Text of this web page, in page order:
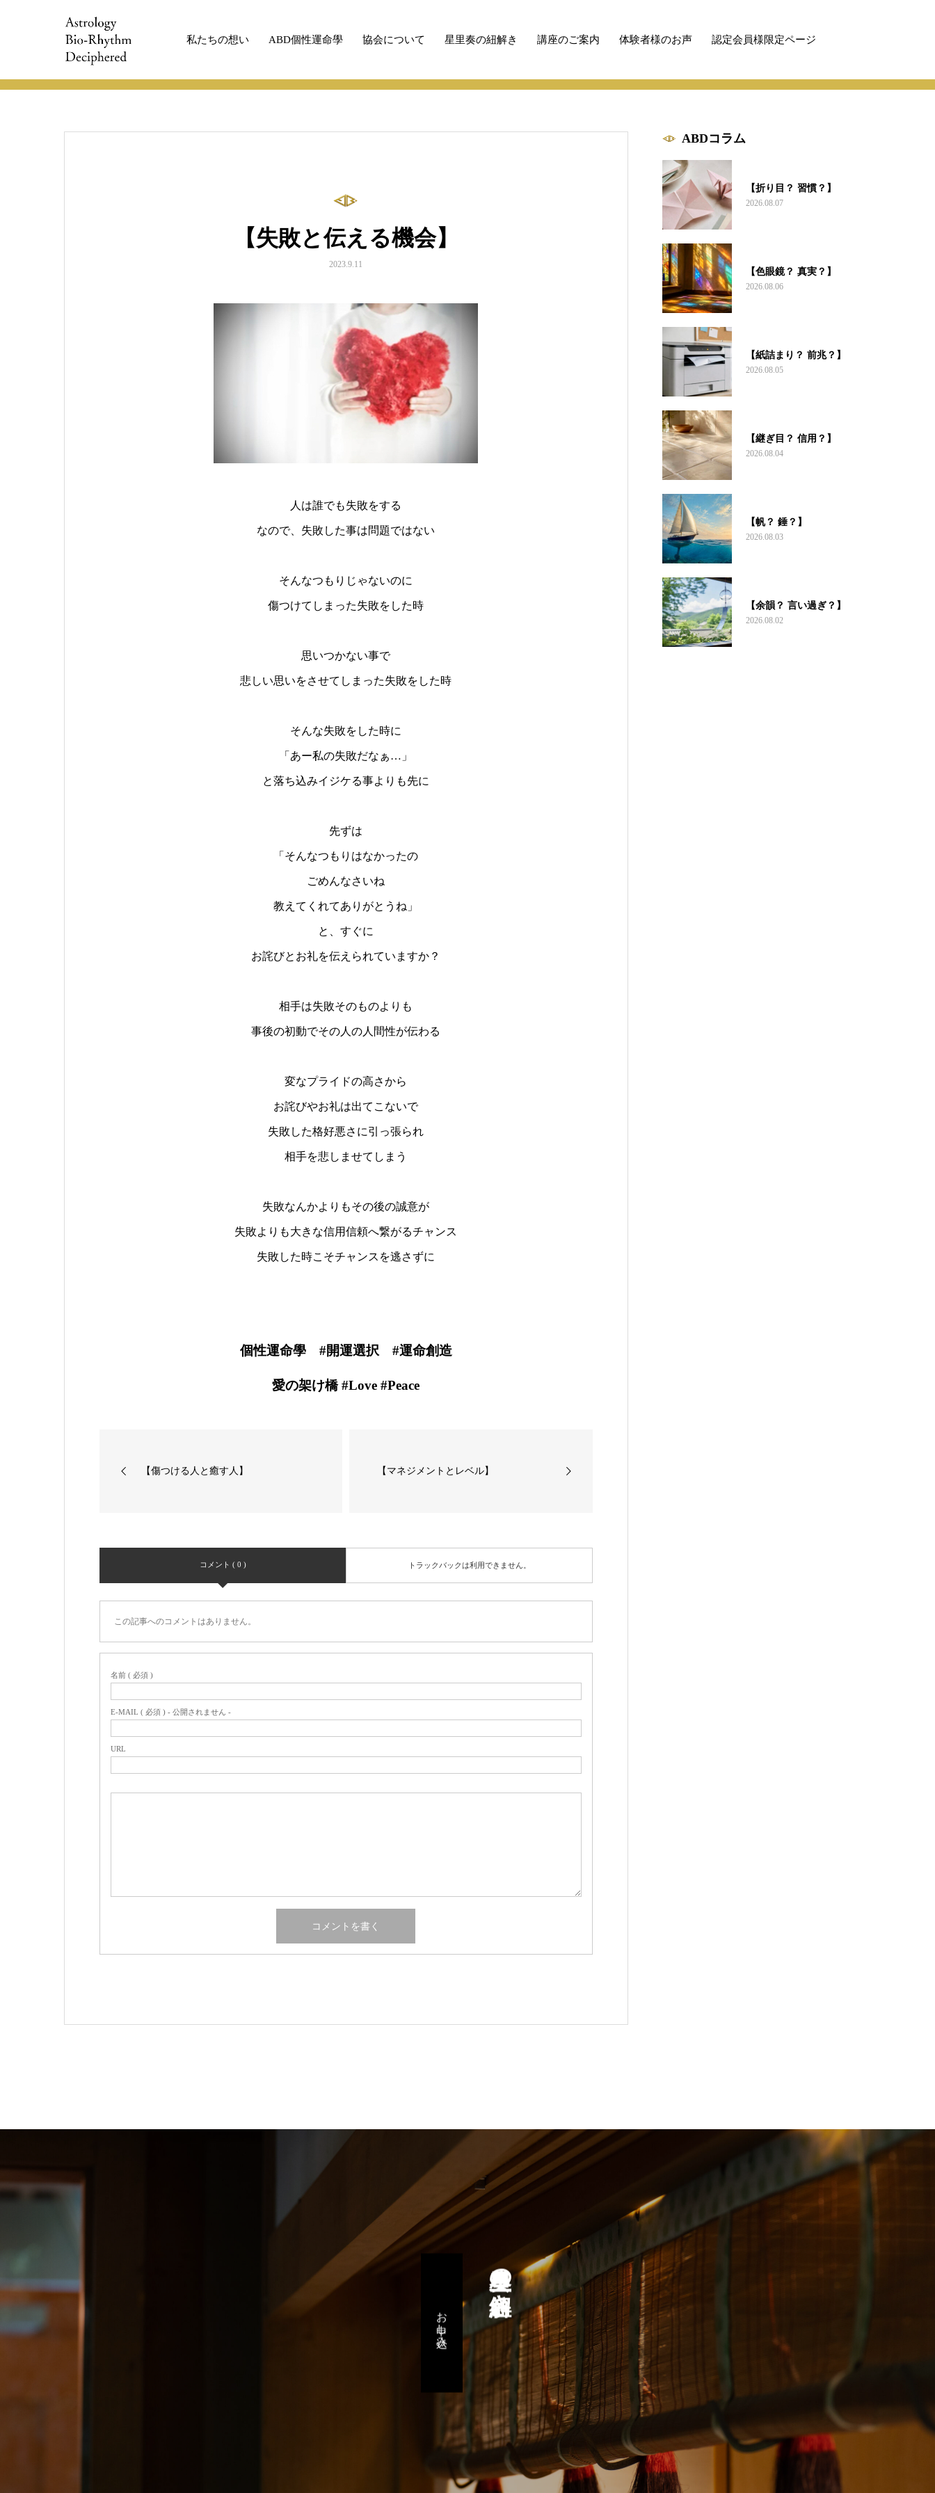
私たちの想い ABD個性運命學 協会について 星里奏の紐解き 講座のご案内 体験者様のお声 認定会員様限定ページ
【失敗と伝える機会】
2023.9.11
人は誰でも失敗をする
なので、失敗した事は問題ではない
そんなつもりじゃないのに
傷つけてしまった失敗をした時
思いつかない事で
悲しい思いをさせてしまった失敗をした時
そんな失敗をした時に
「あー私の失敗だなぁ…」
と落ち込みイジケる事よりも先に
先ずは
「そんなつもりはなかったの
ごめんなさいね
教えてくれてありがとうね」
と、すぐに
お詫びとお礼を伝えられていますか？
相手は失敗そのものよりも
事後の初動でその人の人間性が伝わる
変なプライドの高さから
お詫びやお礼は出てこないで
失敗した格好悪さに引っ張られ
相手を悲しませてしまう
失敗なんかよりもその後の誠意が
失敗よりも大きな信用信頼へ繋がるチャンス
失敗した時こそチャンスを逃さずに
個性運命學 #開運選択 #運命創造
愛の架け橋 #Love #Peace
【傷つける人と癒す人】 【マネジメントとレベル】
コメント ( 0 ) トラックバックは利用できません。
この記事へのコメントはありません。
名前 ( 必須 )
E-MAIL ( 必須 ) - 公開されません -
URL
ABDコラム
【折り目？ 習慣？】
2026.08.07
【色眼鏡？ 真実？】
2026.08.06
【紙詰まり？ 前兆？】
2026.08.05
【継ぎ目？ 信用？】
2026.08.04
【帆？ 錘？】
2026.08.03
【余韻？ 言い過ぎ？】
2026.08.02
星里奏の紐解き
お申し込み